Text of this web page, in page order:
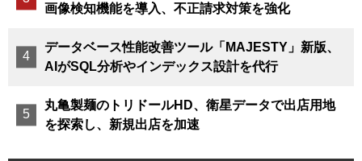
画像検知機能を導入、不正請求対策を強化
データベース性能改善ツール「MAJESTY」新版、
AIがSQL分析やインデックス設計を代行
丸亀製麺のトリドールHD、衛星データで出店用地
を探索し、新規出店を加速